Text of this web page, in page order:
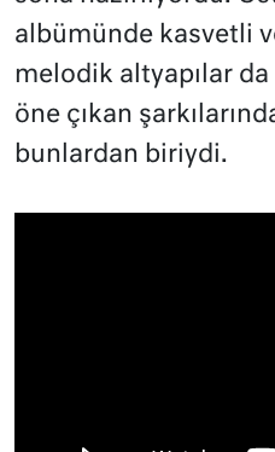
albümünde kasvetli
melodik altyapılar
öne çıkan
bunlardan biriydi.